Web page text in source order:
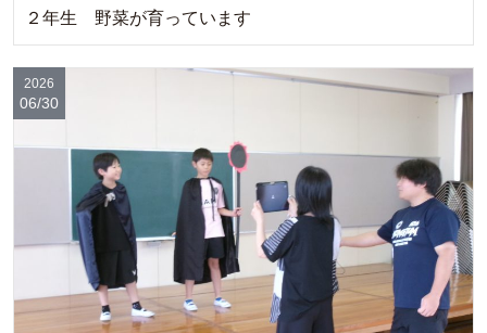
２年生 野菜が育っています
2026
06/30